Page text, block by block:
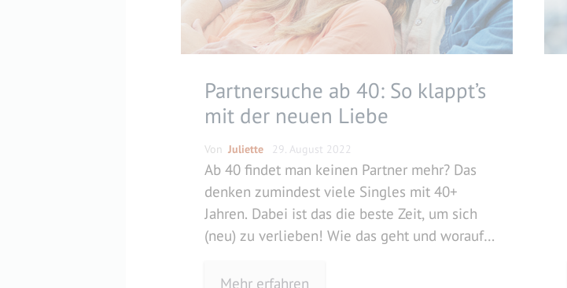
Partnersuche ab 40: So klappt’s
mit der neuen Liebe
Von Juliette 29. August 2022
Ab 40 findet man keinen Partner mehr? Das
denken zumindest viele Singles mit 40+
Jahren. Dabei ist das die beste Zeit, um sich
(neu) zu verlieben! Wie das geht und worauf
erfährst du hier.
Mehr erfahren